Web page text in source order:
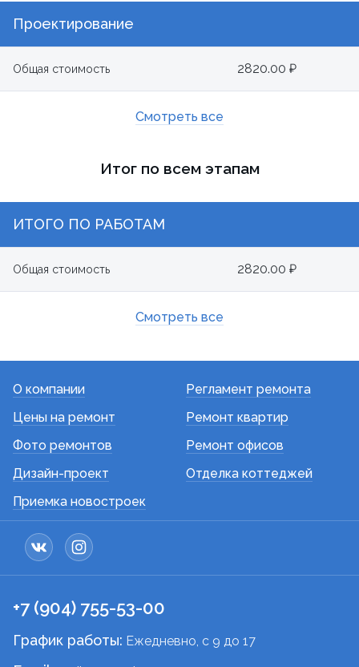
Проектирование
Общая стоимость 2820.00 ₽
Смотреть все
Итог по всем этапам
ИТОГО ПО РАБОТАМ
Общая стоимость 2820.00 ₽
Смотреть все
О компании
Цены на ремонт
Фото ремонтов
Дизайн-проект
Приемка новостроек
Регламент ремонта
Ремонт квартир
Ремонт офисов
Отделка коттеджей
+7 (904) 755-53-00
График работы: Ежедневно, c 9 до 17